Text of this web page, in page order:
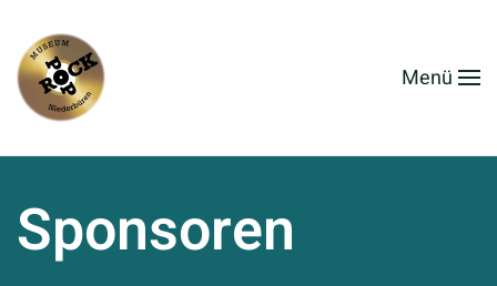
Zum Hauptinhalt springen Menü
Sponsoren